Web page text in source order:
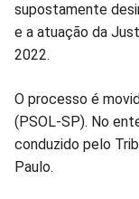
supostamente
e a atuação da
2022.
O processo é
(PSOL-SP). No
conduzido pelo
Paulo.